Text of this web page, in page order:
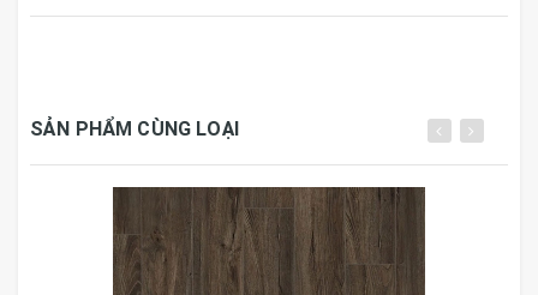
Đóng gói 19 tấm, 3.32m2/thùng
Kiểu vân 1 dải vân trên 1 tấm
SẢN PHẨM CÙNG LOẠI